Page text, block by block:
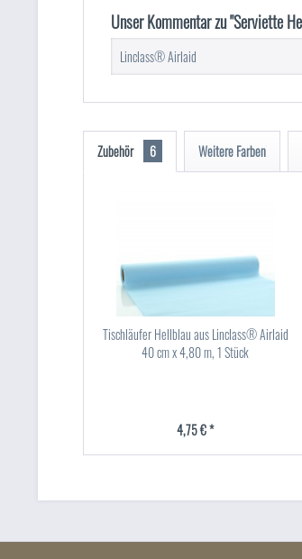
Unser Kommentar zu "Serviette
Linclass® Airlaid
Zubehör 6 Weitere Farben
Tischläufer Hellblau aus Linclass® Airlaid
40 cm x 4,80 m, 1 Stück
4,75 € *